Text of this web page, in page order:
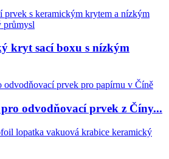
kryt sací boxu s nízkým
odvodňovací prvek z Číny...